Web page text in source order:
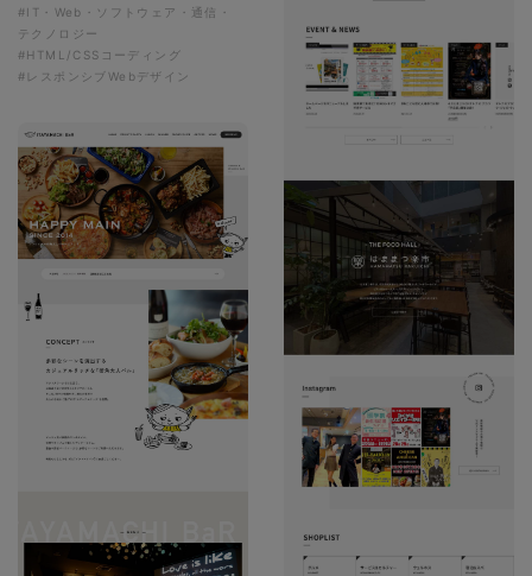
#IT・Web・ソフトウェア・通信・
テクノロジー
#HTML/CSSコーディング
#レスポンシブWebデザイン